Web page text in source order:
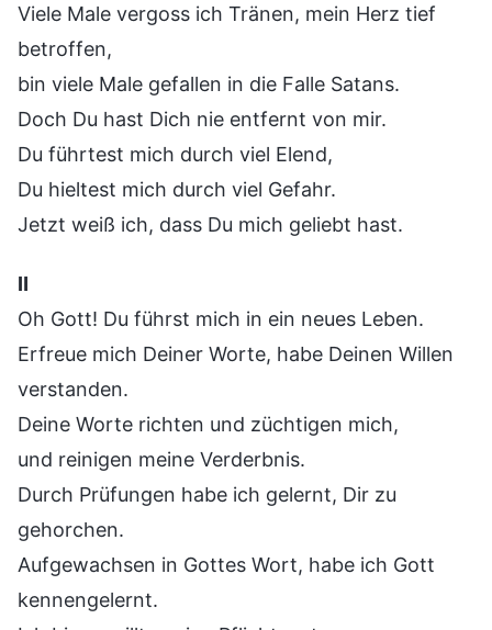
Viele Male vergoss ich Tränen, mein Herz tief
betroffen,
bin viele Male gefallen in die Falle Satans.
Doch Du hast Dich nie entfernt von mir.
Du führtest mich durch viel Elend,
Du hieltest mich durch viel Gefahr.
Jetzt weiß ich, dass Du mich geliebt hast.
Ⅱ
Oh Gott! Du führst mich in ein neues Leben.
Erfreue mich Deiner Worte, habe Deinen Willen
verstanden.
Deine Worte richten und züchtigen mich,
und reinigen meine Verderbnis.
Durch Prüfungen habe ich gelernt, Dir zu
gehorchen.
Aufgewachsen in Gottes Wort, habe ich Gott
kennengelernt.